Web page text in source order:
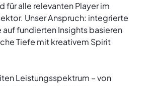
für alle relevanten Player im
Unser Anspruch: integrierte
fundierten Insights basieren
Tiefe mit kreativem Spirit
Leistungsspektrum – von